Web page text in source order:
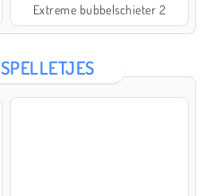
Extreme bubbelschieter 2